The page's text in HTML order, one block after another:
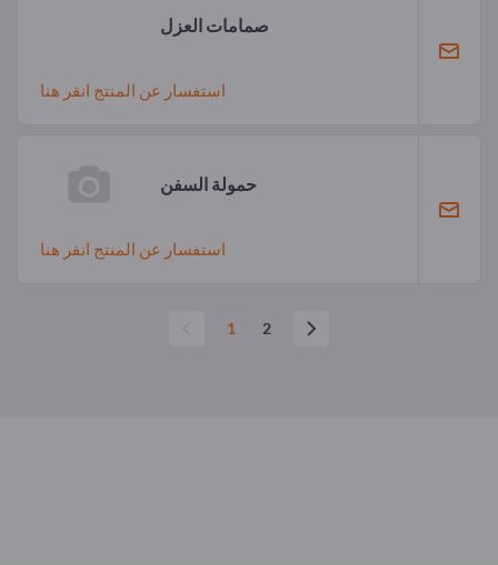
صمامات العزل
استفسار عن المنتج انقر هنا
حمولة السفن
استفسار عن المنتج انقر هنا
1 2